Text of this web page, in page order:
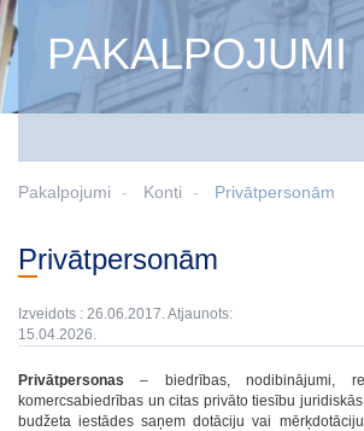
PAKALPOJUMI
Pakalpojumi Konti Privātpersonām
Privātpersonām
Izveidots : 26.06.2017. Atjaunots:
15.04.2026.
Privātpersonas – biedrības, nodibinājumi,
komercsabiedrības un citas privāto tiesību
budžeta iestādes saņem dotāciju vai